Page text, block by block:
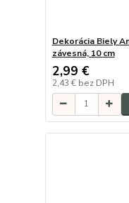
Dekorácia Biely
závesná, 10 cm
2,99 €
2,43 € bez DPH